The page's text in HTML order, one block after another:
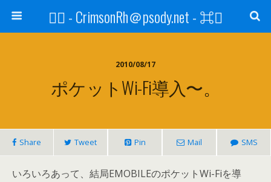
⌘ - CrimsonRh＠psody.net - ⌘
2010/08/17
ポケットWi-Fi導入〜。
Share Tweet Pin Mail SMS
いろいろあって、結局EMOBILEのポケットWi-Fiを導